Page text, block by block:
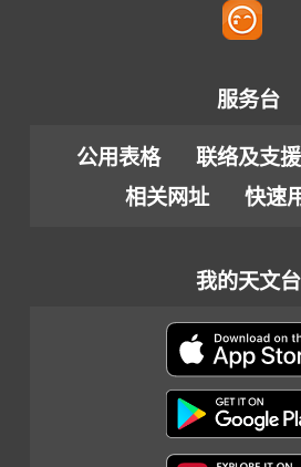
服务台
公用表格 联络及支援
相关网址
快速
我的天文台